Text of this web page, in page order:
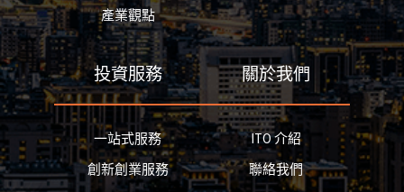
產業觀點
投資服務
一站式服務
創新創業服務
關於我們
ITO 介紹
聯絡我們